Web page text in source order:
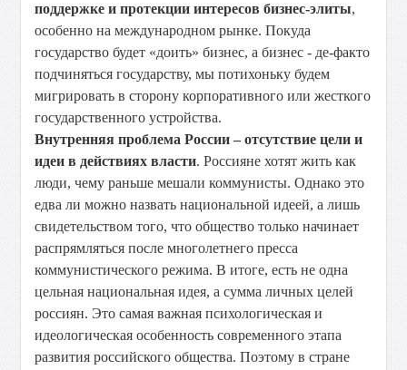
поддержке и протекции интересов бизнес-элиты,
особенно на международном рынке. Покуда
государство будет «доить» бизнес, а бизнес - де-факто
подчиняться государству, мы потихоньку будем
мигрировать в сторону корпоративного или жесткого
государственного устройства.
Внутренняя проблема России – отсутствие цели и
идеи в действиях власти. Россияне хотят жить как
люди, чему раньше мешали коммунисты. Однако это
едва ли можно назвать национальной идеей, а лишь
свидетельством того, что общество только начинает
распрямляться после многолетнего пресса
коммунистического режима. В итоге, есть не одна
цельная национальная идея, а сумма личных целей
россиян. Это самая важная психологическая и
идеологическая особенность современного этапа
развития российского общества. Поэтому в стране